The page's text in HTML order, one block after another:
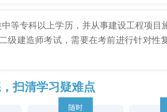
等专科以上学历，并从事建设工程项目
级建造师考试，需要在考前进行针对性
扫清学习疑难点
随时